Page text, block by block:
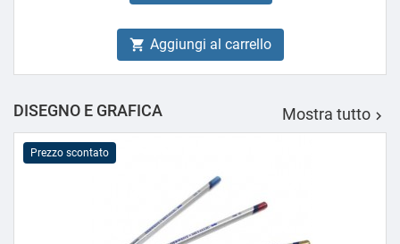
 Aggiungi al carrello
DISEGNO E GRAFICA Mostra tutto 
Prezzo scontato